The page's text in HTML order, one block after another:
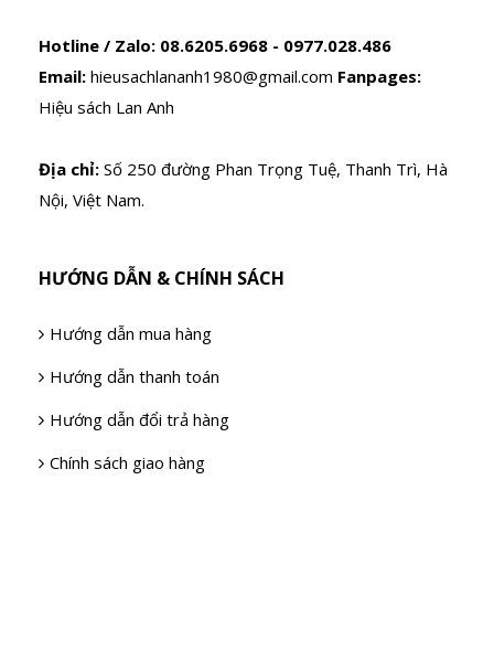
Hotline / Zalo: 08.6205.6968 - 0977.028.486
Email: hieusachlananh1980@gmail.com Fanpages:
Hiệu sách Lan Anh
Địa chỉ: Số 250 đường Phan Trọng Tuệ, Thanh Trì, Hà
Nội, Việt Nam.
HƯỚNG DẪN & CHÍNH SÁCH
Hướng dẫn mua hàng
Hướng dẫn thanh toán
Hướng dẫn đổi trả hàng
Chính sách giao hàng